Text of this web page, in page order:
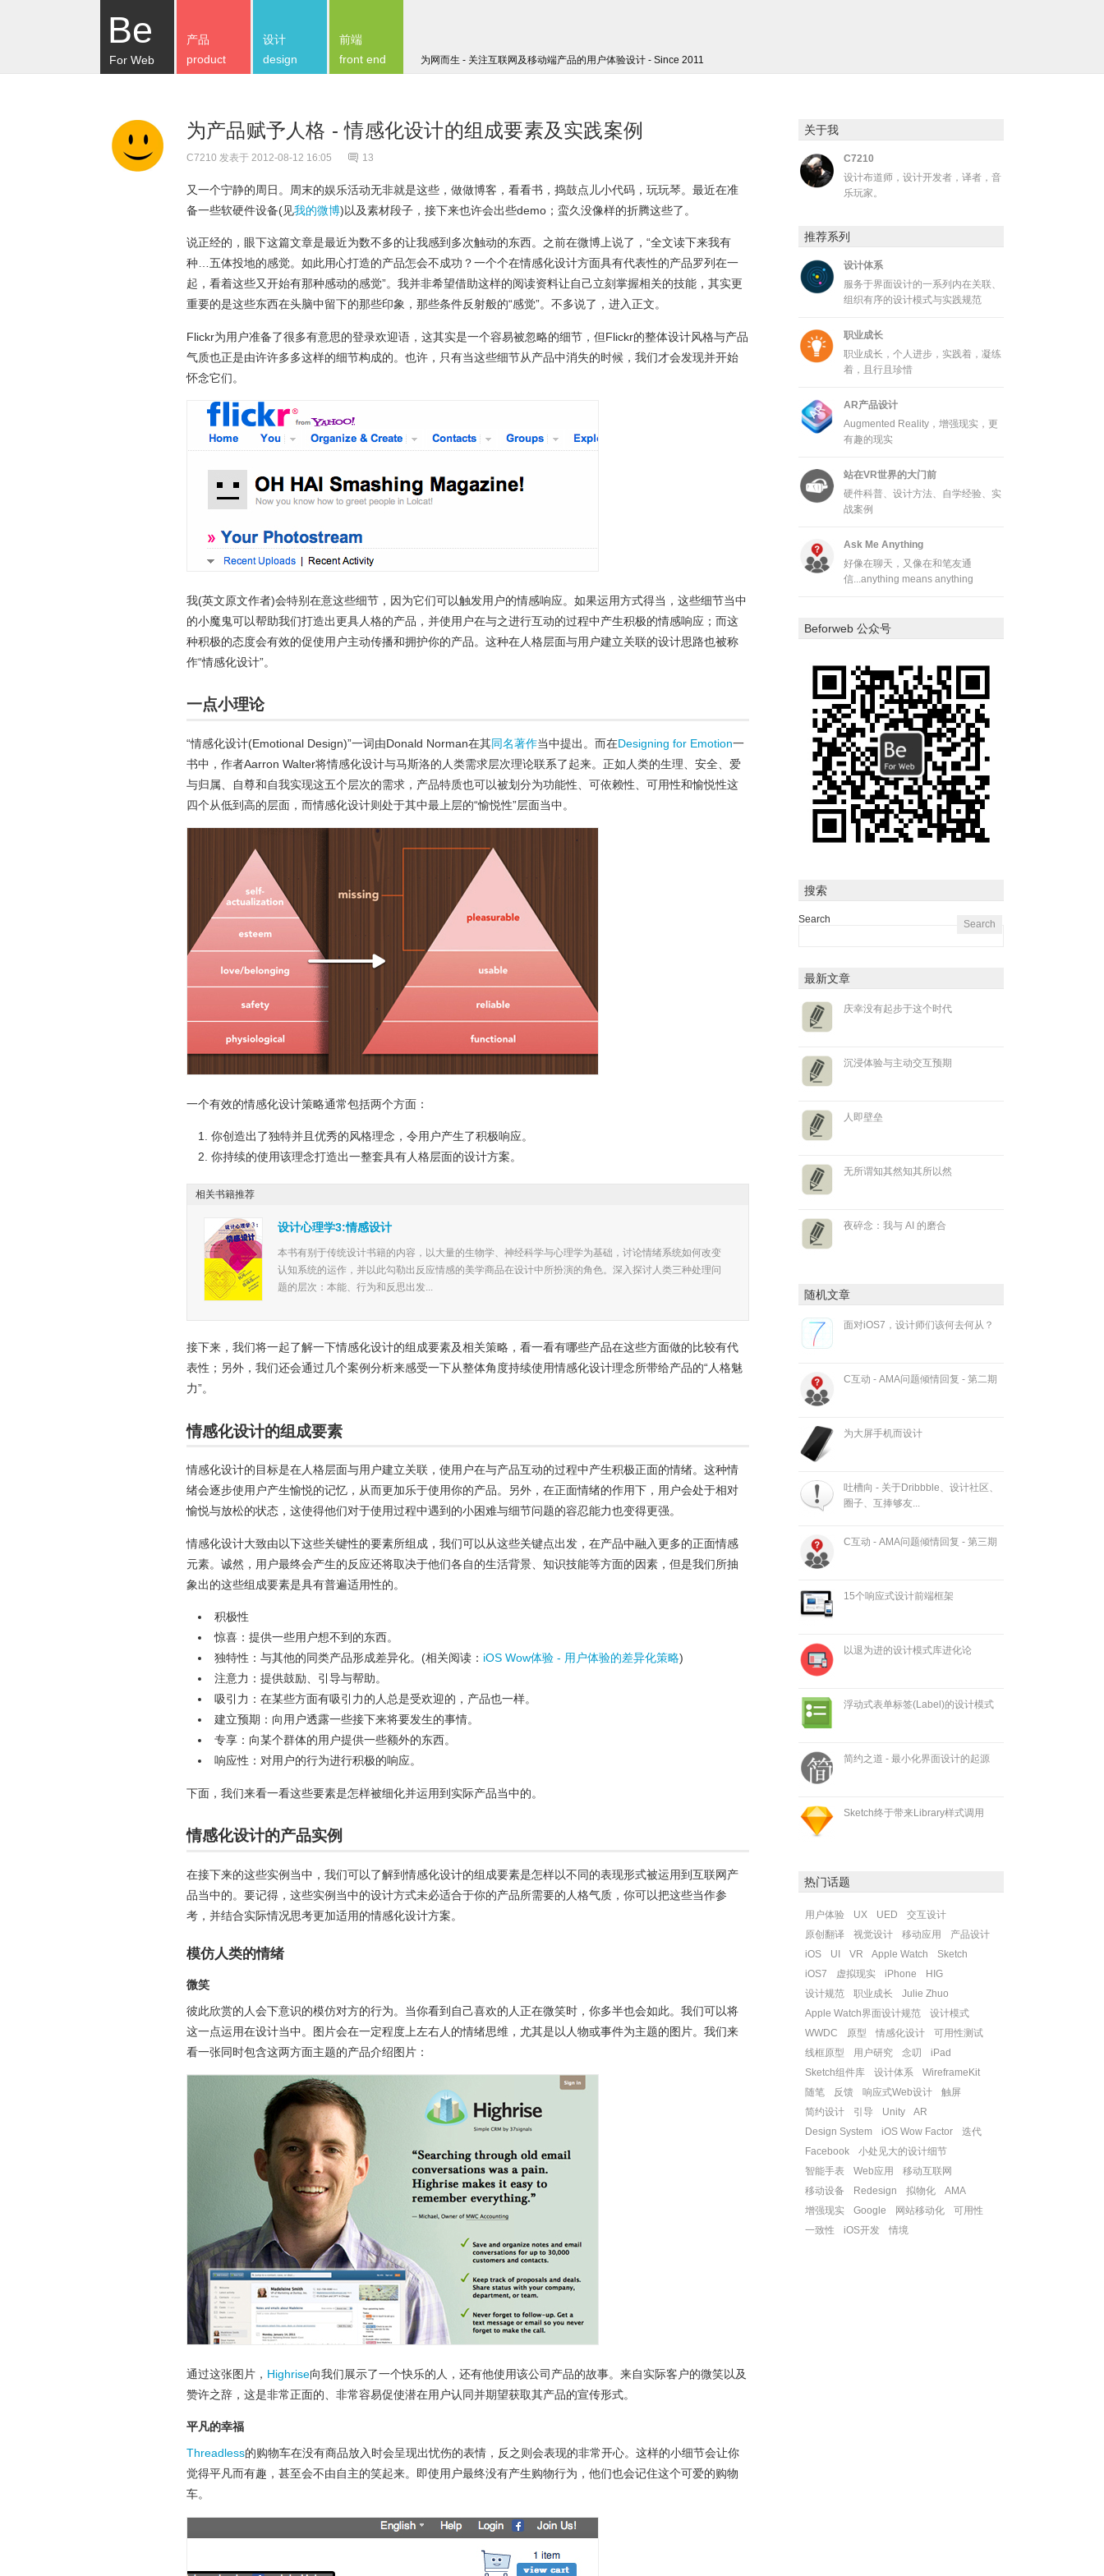
Be
For Web 为网而生 - 关注互联网及移动端产品的用户体验设计 - Since 2011
产品
product
设计
design
前端
front end
为产品赋予人格 - 情感化设计的组成要素及实践案例
C7210 发表于 2012-08-12 16:05 13
又一个宁静的周日。周末的娱乐活动无非就是这些，做做博客，看看书，捣鼓点儿小代码，玩玩琴。最近在准
备一些软硬件设备(见我的微博)以及素材段子，接下来也许会出些demo；蛮久没像样的折腾这些了。
说正经的，眼下这篇文章是最近为数不多的让我感到多次触动的东西。之前在微博上说了，“全文读下来我有
种…五体投地的感觉。如此用心打造的产品怎会不成功？一个个在情感化设计方面具有代表性的产品罗列在一
起，看着这些又开始有那种感动的感觉”。我并非希望借助这样的阅读资料让自己立刻掌握相关的技能，其实更
重要的是这些东西在头脑中留下的那些印象，那些条件反射般的“感觉”。不多说了，进入正文。
Flickr为用户准备了很多有意思的登录欢迎语，这其实是一个容易被忽略的细节，但Flickr的整体设计风格与产品
气质也正是由许许多多这样的细节构成的。也许，只有当这些细节从产品中消失的时候，我们才会发现并开始
怀念它们。
我(英文原文作者)会特别在意这些细节，因为它们可以触发用户的情感响应。如果运用方式得当，这些细节当中
的小魔鬼可以帮助我们打造出更具人格的产品，并使用户在与之进行互动的过程中产生积极的情感响应；而这
种积极的态度会有效的促使用户主动传播和拥护你的产品。这种在人格层面与用户建立关联的设计思路也被称
作“情感化设计”。
一点小理论
“情感化设计(Emotional Design)”一词由Donald Norman在其同名著作当中提出。而在Designing for Emotion一
书中，作者Aarron Walter将情感化设计与马斯洛的人类需求层次理论联系了起来。正如人类的生理、安全、爱
与归属、自尊和自我实现这五个层次的需求，产品特质也可以被划分为功能性、可依赖性、可用性和愉悦性这
四个从低到高的层面，而情感化设计则处于其中最上层的“愉悦性”层面当中。
一个有效的情感化设计策略通常包括两个方面：
你创造出了独特并且优秀的风格理念，令用户产生了积极响应。
你持续的使用该理念打造出一整套具有人格层面的设计方案。
设计心理学3:情感设计
本书有别于传统设计书籍的内容，以大量的生物学、神经科学与心理学为基础，讨论情绪系统如何改变
认知系统的运作，并以此勾勒出反应情感的美学商品在设计中所扮演的角色。深入探讨人类三种处理问
题的层次：本能、行为和反思出发...
相关书籍推荐
接下来，我们将一起了解一下情感化设计的组成要素及相关策略，看一看有哪些产品在这些方面做的比较有代
表性；另外，我们还会通过几个案例分析来感受一下从整体角度持续使用情感化设计理念所带给产品的“人格魅
力”。
情感化设计的组成要素
情感化设计的目标是在人格层面与用户建立关联，使用户在与产品互动的过程中产生积极正面的情绪。这种情
绪会逐步使用户产生愉悦的记忆，从而更加乐于使用你的产品。另外，在正面情绪的作用下，用户会处于相对
愉悦与放松的状态，这使得他们对于使用过程中遇到的小困难与细节问题的容忍能力也变得更强。
情感化设计大致由以下这些关键性的要素所组成，我们可以从这些关键点出发，在产品中融入更多的正面情感
元素。诚然，用户最终会产生的反应还将取决于他们各自的生活背景、知识技能等方面的因素，但是我们所抽
象出的这些组成要素是具有普遍适用性的。
积极性
惊喜：提供一些用户想不到的东西。
独特性：与其他的同类产品形成差异化。(相关阅读： iOS Wow体验 - 用户体验的差异化策略)
注意力：提供鼓励、引导与帮助。
吸引力：在某些方面有吸引力的人总是受欢迎的，产品也一样。
建立预期：向用户透露一些接下来将要发生的事情。
专享：向某个群体的用户提供一些额外的东西。
响应性：对用户的行为进行积极的响应。
下面，我们来看一看这些要素是怎样被细化并运用到实际产品当中的。
情感化设计的产品实例
在接下来的这些实例当中，我们可以了解到情感化设计的组成要素是怎样以不同的表现形式被运用到互联网产
品当中的。要记得，这些实例当中的设计方式未必适合于你的产品所需要的人格气质，你可以把这些当作参
考，并结合实际情况思考更加适用的情感化设计方案。
模仿人类的情绪
微笑
彼此欣赏的人会下意识的模仿对方的行为。当你看到自己喜欢的人正在微笑时，你多半也会如此。我们可以将
这一点运用在设计当中。图片会在一定程度上左右人的情绪思维，尤其是以人物或事件为主题的图片。我们来
看一张同时包含这两方面主题的产品介绍图片：
通过这张图片， Highrise向我们展示了一个快乐的人，还有他使用该公司产品的故事。来自实际客户的微笑以及
赞许之辞，这是非常正面的、非常容易促使潜在用户认同并期望获取其产品的宣传形式。
平凡的幸福
Threadless的购物车在没有商品放入时会呈现出忧伤的表情，反之则会表现的非常开心。这样的小细节会让你
觉得平凡而有趣，甚至会不由自主的笑起来。即使用户最终没有产生购物行为，他们也会记住这个可爱的购物
车。
关于我
C7210
设计布道师，设计开发者，译者，音
乐玩家。
推荐系列
设计体系
服务于界面设计的一系列内在关联、
组织有序的设计模式与实践规范
职业成长
职业成长，个人进步，实践着，凝练
着，且行且珍惜
AR产品设计
Augmented Reality，增强现实，更
有趣的现实
站在VR世界的大门前
硬件科普、设计方法、自学经验、实
战案例
Ask Me Anything
好像在聊天，又像在和笔友通
信...anything means anything
Beforweb 公众号
搜索
Search
最新文章
庆幸没有起步于这个时代
沉浸体验与主动交互预期
人即壁垒
无所谓知其然知其所以然
夜碎念：我与 AI 的磨合
随机文章
面对iOS7，设计师们该何去何从？
C互动 - AMA问题倾情回复 - 第二期
为大屏手机而设计
吐槽向 - 关于Dribbble、设计社区、
圈子、互捧够友...
C互动 - AMA问题倾情回复 - 第三期
15个响应式设计前端框架
以退为进的设计模式库进化论
浮动式表单标签(Label)的设计模式
简约之道 - 最小化界面设计的起源
Sketch终于带来Library样式调用
热门话题
用户体验 UX UED
交互设计
原创翻译
视觉设计 移动应用
产品设计
iOS
UI VR Apple Watch
Sketch
iOS7
虚拟现实 iPhone
HIG
设计规范
职业成长
Julie Zhuo
Apple Watch界面设计规范
设计模式
WWDC
原型 情感化设计
可用性测试
线框原型
用户研究 念叨
iPad
Sketch组件库
设计体系
WireframeKit
随笔
反馈 响应式Web设计
触屏
简约设计
引导 Unity
AR
Design System
iOS Wow Factor
迭代
Facebook
小处见大的设计细节
智能手表
Web应用
移动互联网
移动设备
Redesign 拟物化
AMA
增强现实
Google 网站移动化
可用性
一致性
iOS开发 情境